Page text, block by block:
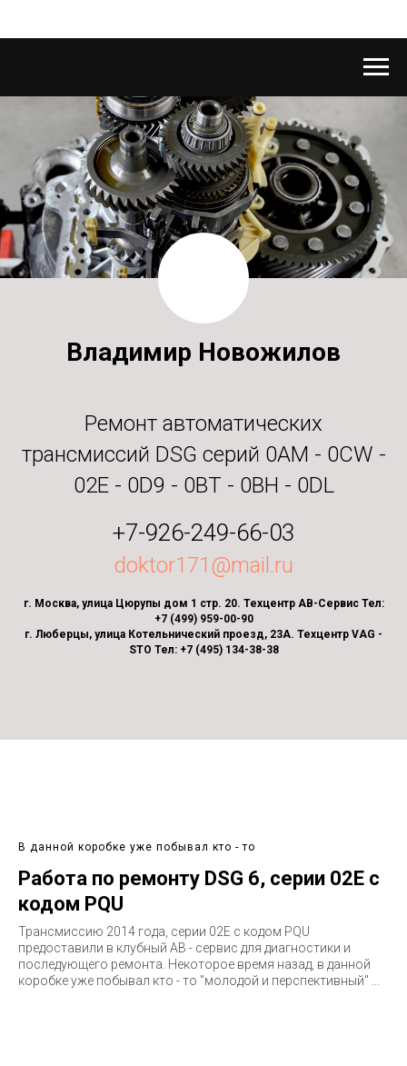
Владимир Новожилов
Ремонт автоматических
трансмиссий DSG серий 0AM - 0CW -
02E - 0D9 - 0BT - 0BH - 0DL
+7-926-249-66-03
doktor171@mail.ru
г. Москва, улица Цюрупы дом 1 стр. 20. Техцентр АВ-Сервис Тел:
+7 (499) 959-00-90
г. Люберцы, улица Котельнический проезд, 23А. Техцентр VAG -
STO Тел: +7 (495) 134-38-38
В данной коробке уже побывал кто - то
Работа по ремонту DSG 6, серии 02E с
кодом PQU
Трансмиссию 2014 года, серии 02E c кодом PQU
предоставили в клубный АВ - сервис для диагностики и
последующего ремонта. Некоторое время назад, в данной
коробке уже побывал кто - то "молодой и перспективный" ...